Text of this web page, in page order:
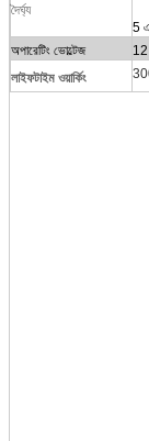
দৈর্ঘ্য
5
অপারেটিং ভোল্টেজ
12
লাইফটাইম ওয়ার্কিং